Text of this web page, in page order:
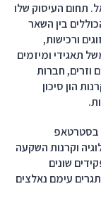
תחום העיסוק שלו
בין השאר
ורכישות,
תאגידי ומיזמים
וזרים, חברות
הון סיכון
בסטרטאפ
וקרנות השקעה
שונים
עימם נאלצים